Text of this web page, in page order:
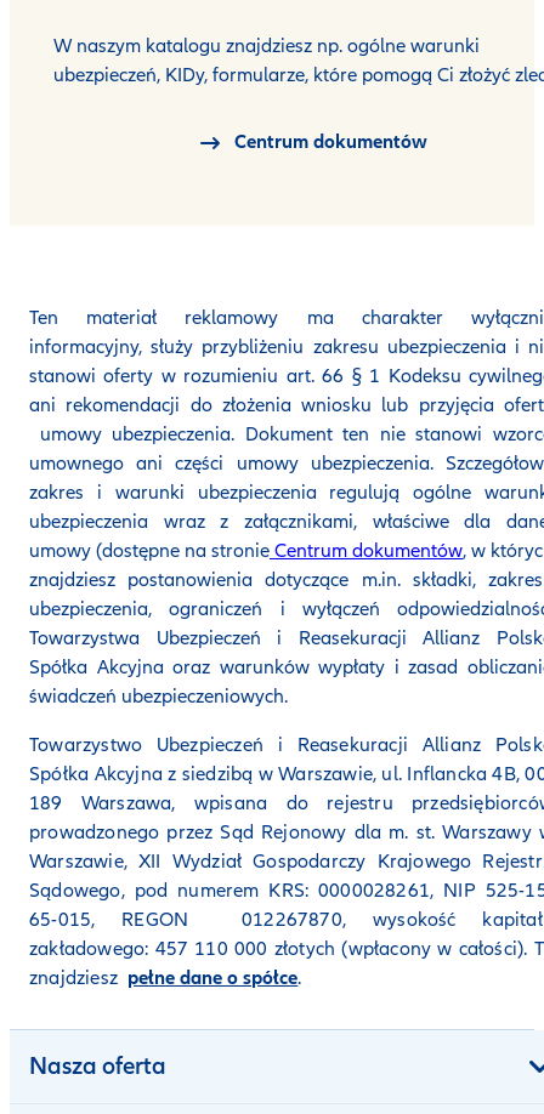
W naszym katalogu znajdziesz np. ogólne warunki
ubezpieczeń, KIDy, formularze, które pomogą Ci złożyć
Centrum dokumentów
Ten materiał reklamowy ma charakter
informacyjny, służy przybliżeniu zakresu ubezpieczenia i
stanowi oferty w rozumieniu art. 66 § 1 Kodeksu
ani rekomendacji do złożenia wniosku lub przyjęcia
umowy ubezpieczenia. Dokument ten nie stanowi
umownego ani części umowy ubezpieczenia.
zakres i warunki ubezpieczenia regulują ogólne
ubezpieczenia wraz z załącznikami, właściwe dla
umowy (dostępne na stronie Centrum dokumentów, w
znajdziesz postanowienia dotyczące m.in. składki,
ubezpieczenia, ograniczeń i wyłączeń
Towarzystwa Ubezpieczeń i Reasekuracji Allianz
Spółka Akcyjna oraz warunków wypłaty i zasad
świadczeń ubezpieczeniowych.
Towarzystwo Ubezpieczeń i Reasekuracji Allianz
Spółka Akcyjna z siedzibą w Warszawie, ul. Inflancka 4B,
189 Warszawa, wpisana do rejestru
prowadzonego przez Sąd Rejonowy dla m. st. Warszawy
Warszawie, XII Wydział Gospodarczy Krajowego
Sądowego, pod numerem KRS: 0000028261, NIP 525-
65-015, REGON 012267870, wysokość
zakładowego: 457 110 000 złotych (wpłacony w całości).
znajdziesz pełne dane o spółce.
Nasza oferta